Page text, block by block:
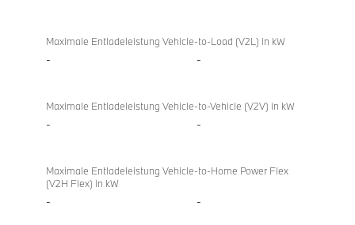
directional
charging
xDrive
Gran
Maximale Entladeleistung Vehicle-to-Load (V2L) in kW
- -
Maximale Entladeleistung Vehicle-to-Vehicle (V2V) in kW
- -
Maximale Entladeleistung Vehicle-to-Home Power Flex
(V2H Flex) in kW
- -